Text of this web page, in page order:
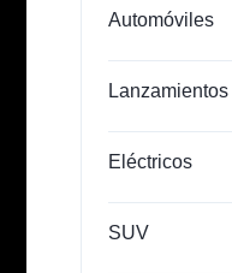
Automóviles
Lanzamientos
Eléctricos
SUV